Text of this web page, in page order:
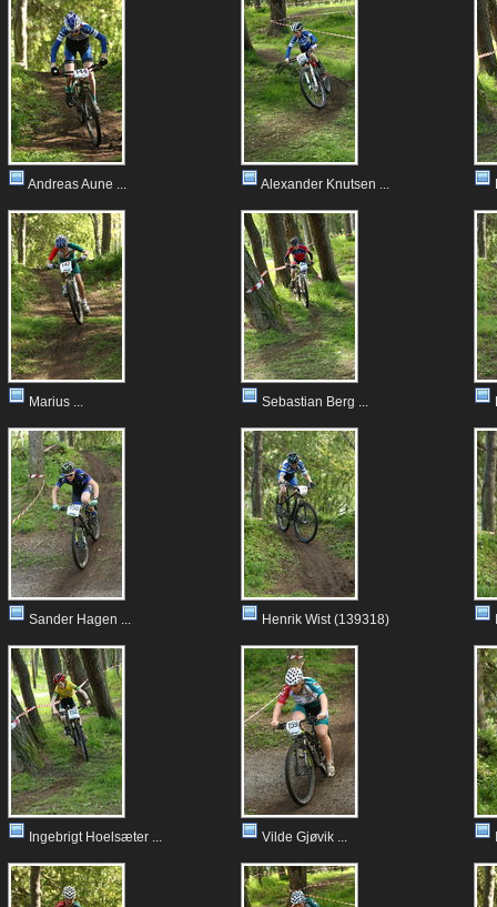
Andreas Aune ... Alexander Knutsen ...
Marius ... Sebastian Berg ...
Sander Hagen ... Henrik Wist (139318)
Ingebrigt Hoelsæter ... Vilde Gjøvik ...